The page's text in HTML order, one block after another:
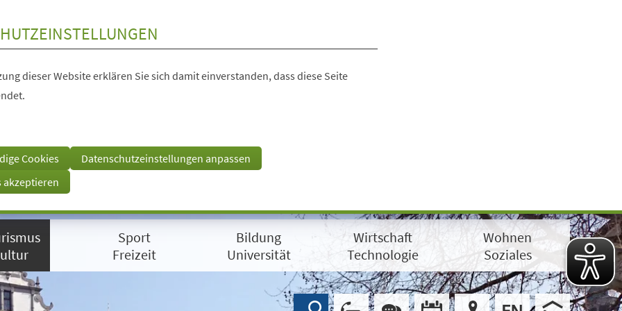
dieser Website erklären Sie sich damit einverstanden, dass diese Seite
Cookies
Datenschutzeinstellungen anpassen
akzeptieren
Sport
Freizeit
Bildung
Universität
Wirtschaft
Technologie
Wohnen
Soziales